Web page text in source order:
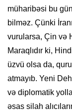
müharibəsi bu
bilməz. Çünki
vurularsa, Çin və
Maraqlıdır ki,
üzvü olsa da,
atmayıb. Yeni
və diplomatik
əsas silah